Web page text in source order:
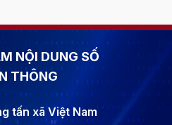
NỘI DUNG SỐ
THÔNG
tấn xã Việt Nam